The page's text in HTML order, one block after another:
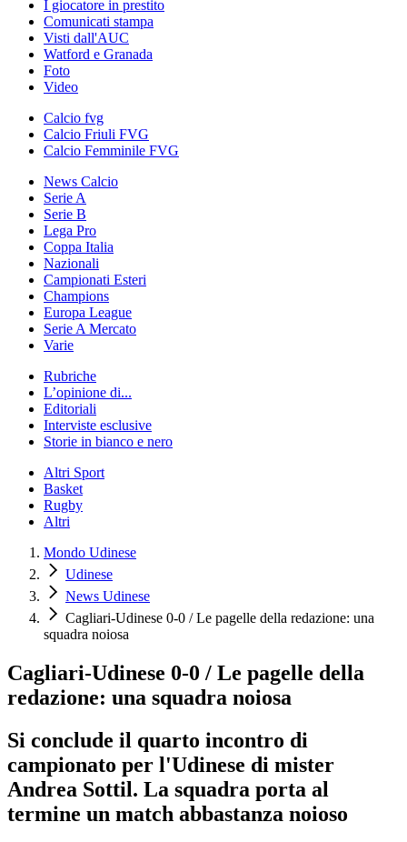
I giocatore in prestito
Comunicati stampa
Visti dall'AUC
Watford e Granada
Foto
Video
Calcio fvg
Calcio Friuli FVG
Calcio Femminile FVG
News Calcio
Serie A
Serie B
Lega Pro
Coppa Italia
Nazionali
Campionati Esteri
Champions
Europa League
Serie A Mercato
Varie
Rubriche
L’opinione di...
Editoriali
Interviste esclusive
Storie in bianco e nero
Altri Sport
Basket
Rugby
Altri
Mondo Udinese
Udinese
News Udinese
Cagliari-Udinese 0-0 / Le pagelle della redazione: una
squadra noiosa
Cagliari-Udinese 0-0 / Le pagelle della
redazione: una squadra noiosa
Si conclude il quarto incontro di
campionato per l'Udinese di mister
Andrea Sottil. La squadra porta al
termine un match abbastanza noioso